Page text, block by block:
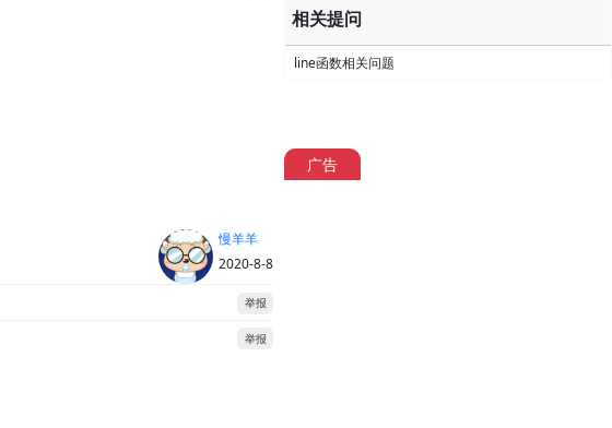
慢羊羊
2020-8-8
举报
举报
相关提问
line函数相关问题
广告